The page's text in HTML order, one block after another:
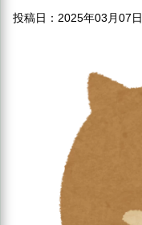
投稿日：2025年03月07日